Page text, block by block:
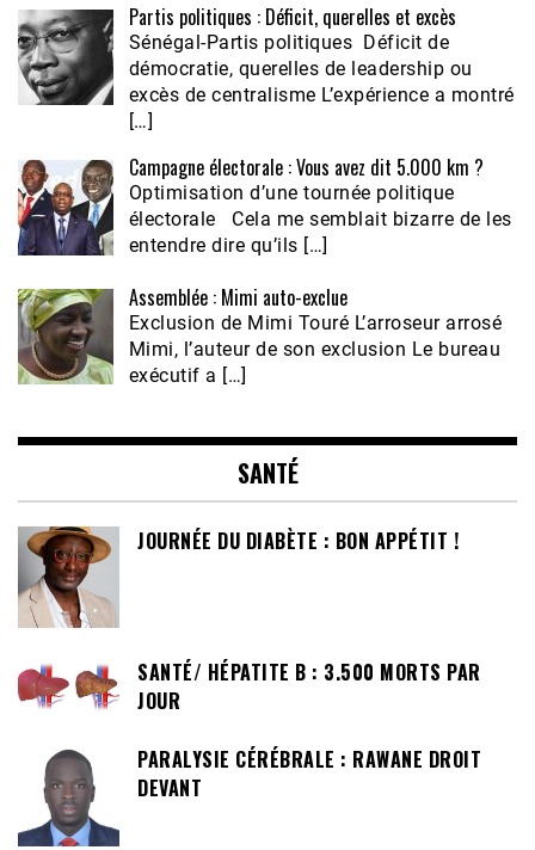
Partis politiques : Déficit, querelles et excès
Sénégal-Partis politiques Déficit de
démocratie, querelles de leadership ou
excès de centralisme L’expérience a montré
[…]
Campagne électorale : Vous avez dit 5.000 km ?
Optimisation d’une tournée politique
électorale Cela me semblait bizarre de les
entendre dire qu’ils […]
Assemblée : Mimi auto-exclue
Exclusion de Mimi Touré L’arroseur arrosé
Mimi, l’auteur de son exclusion Le bureau
exécutif a […]
SANTÉ
JOURNÉE DU DIABÈTE : BON APPÉTIT !
SANTÉ/ HÉPATITE B : 3.500 MORTS PAR
JOUR
PARALYSIE CÉRÉBRALE : RAWANE DROIT
DEVANT